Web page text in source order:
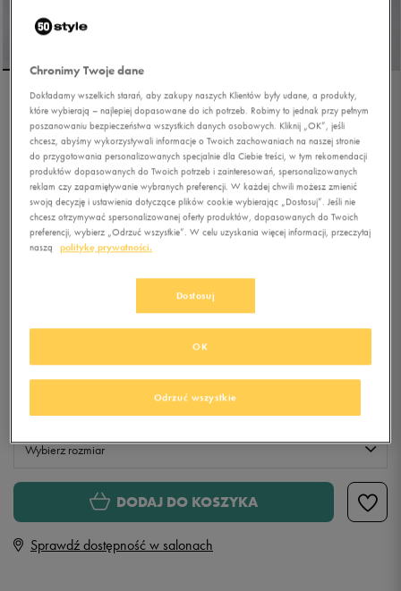
CHAMPION SKARPETY 3PK
SNEAKER SOCKS
5.0 (1)
49,99zł-30%(cena początkowa)
39,99zł-13%(najniższa cena z 30 dni przed obniżką)
34,99zł z Vat
Wybierz rozmiar
Rozmiary EU Rozmiary US
35-38
DODAJ DO KOSZYKA
Sprawdź dostępność w salonach
Chronimy Twoje dane
Dokładamy wszelkich starań, aby zakupy naszych Klientów były udane, a produkty,
które wybierają – najlepiej dopasowane do ich potrzeb. Robimy to jednak przy pełnym
poszanowaniu bezpieczeństwa wszystkich danych osobowych. Kliknij „OK”, jeśli
chcesz, abyśmy wykorzystywali informacje o Twoich zachowaniach na naszej stronie
do przygotowania personalizowanych specjalnie dla Ciebie treści, w tym rekomendacji
produktów dopasowanych do Twoich potrzeb i zainteresowań, spersonalizowanych
reklam czy zapamiętywanie wybranych preferencji. W każdej chwili możesz zmienić
swoją decyzję i ustawienia dotyczące plików cookie wybierając „Dostosuj”. Jeśli nie
chcesz otrzymywać spersonalizowanej oferty produktów, dopasowanych do Twoich
preferencji, wybierz „Odrzuć wszystkie”. W celu uzyskania więcej informacji, przeczytaj
naszą
politykę prywatności.
Dostosuj
Odrzuć wszystkie
OK